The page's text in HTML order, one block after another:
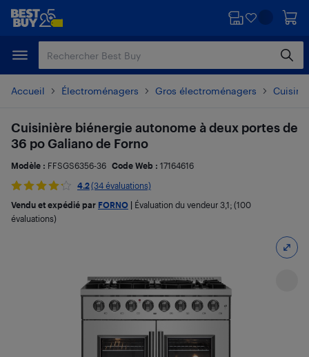
Passer
principal
Passer
Accueil Électroménagers Gros électroménagers
Cuisinière biénergie autonome à deux portes de
36 po Galiano de Forno
Modèle : FFSGS6356-36 Code Web : 17164616
4.2(34 évaluations)
Vendu et expédié par FORNO Évaluation du vendeur 3,1; (100
évaluations)